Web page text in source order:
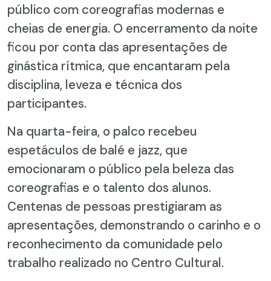
público com coreografias modernas e
cheias de energia. O encerramento da noite
ficou por conta das apresentações de
ginástica rítmica, que encantaram pela
disciplina, leveza e técnica dos
participantes.
Na quarta-feira, o palco recebeu
espetáculos de balé e jazz, que
emocionaram o público pela beleza das
coreografias e o talento dos alunos.
Centenas de pessoas prestigiaram as
apresentações, demonstrando o carinho e o
reconhecimento da comunidade pelo
trabalho realizado no Centro Cultural.